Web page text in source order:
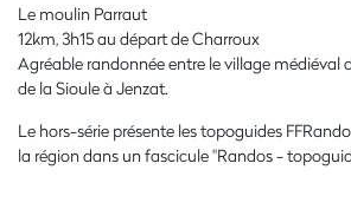
Le moulin Parraut
12km, 3h15 au départ de Charroux
Agréable randonnée entre le village médiéval
de la Sioule à Jenzat.
Le hors-série présente les topoguides
la région dans unfascicule "Randos -